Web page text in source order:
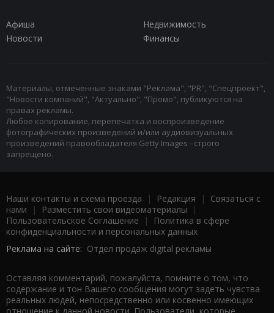
Афиша
Недвижимость
Новости
Финансы
Материалы, отмеченные знаками "Реклама", "PR", "Спецпроект",
"Новости компаний", "Актуально", "Промо", публикуются на
правах рекламы.
Любое копирование, перепечатка и воспроизведение
фотографических произведений и/или аудиовизуальных
произведений правообладателя Getty Images - строго
запрещено.
Наши контакты и схема проезда | Редакция | Связаться с
нами | Разместить свои видеоматериалы |
Пользовательское Соглашение |
Политика в сфере
конфиденциальности и персональных данных
Реклама на сайте: Отдел продаж digital рекламы
Оставляя комментарий, пожалуйста, помните о том, что
содержание и тон Вашего сообщения могут задеть чувства
реальных людей, непосредственно или косвенно имеющих
отношение к данной новости. Пользователи, которые